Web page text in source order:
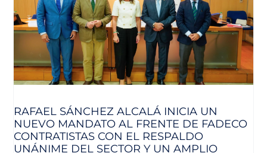
RAFAEL SÁNCHEZ ALCALÁ INICIA UN
NUEVO MANDATO AL FRENTE DE FADECO
CONTRATISTAS CON EL RESPALDO
UNÁNIME DEL SECTOR Y UN AMPLIO